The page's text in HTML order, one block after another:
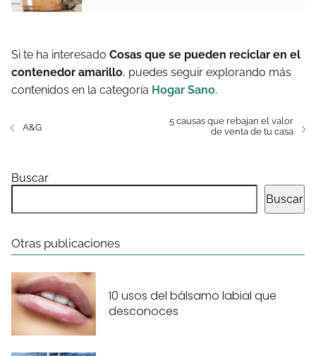
Si te ha interesado Cosas que se pueden reciclar en el
contenedor amarillo, puedes seguir explorando más
contenidos en la categoría Hogar Sano.
A&G
5 causas que rebajan el valor
de venta de tu casa
Buscar
Buscar
Otras publicaciones
10 usos del bálsamo labial que
desconoces